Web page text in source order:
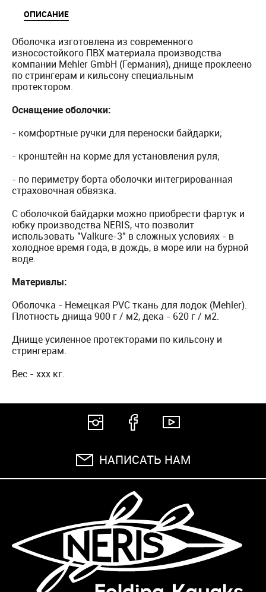
ОПИСАНИЕ
Оболочка изготовлена из современного
износостойкого ПВХ материала производства
компании Mehler GmbH (Германия), днище проклеено
по стрингерам и кильсону специальным
протектором.
Оснащение оболочки:
- комфортные ручки для переноски байдарки;
- кронштейн на корме для установления руля;
- по периметру борта оболочки интегрированная
страховочная обвязка.
С оболочкой байдарки можно приобрести фартук и
юбку производства NERIS, что позволит
использовать "Valkure-3" в сложных условиях - в
холодное время года, в дождь, в море или на бурной
воде.
Материалы:
Оболочка - Немецкая PVC ткань для лодок (Mehler).
Плотность днища 900 г / м2, дека - 620 г / м2.
Днище усиленное протекторами по кильсону и
стрингерам.
Вес - xxx кг.
НАПИСАТЬ НАМ